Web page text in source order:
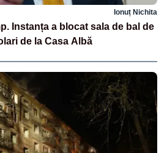
Ionuț Nichita
Instanța a blocat sala de bal de
de la Casa Albă